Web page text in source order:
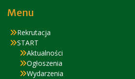
Menu
Rekrutacja
START
Aktualności
Ogłoszenia
Wydarzenia